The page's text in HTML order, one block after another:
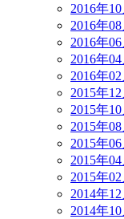
2016年
2016年
2016年
2016年
2016年
2015年
2015年
2015年
2015年
2015年
2015年
2014年
2014年